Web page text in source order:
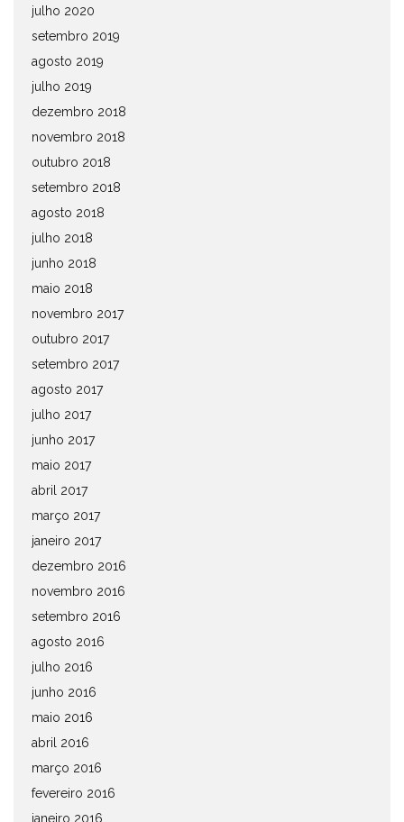
julho 2020
setembro 2019
agosto 2019
julho 2019
dezembro 2018
novembro 2018
outubro 2018
setembro 2018
agosto 2018
julho 2018
junho 2018
maio 2018
novembro 2017
outubro 2017
setembro 2017
agosto 2017
julho 2017
junho 2017
maio 2017
abril 2017
março 2017
janeiro 2017
dezembro 2016
novembro 2016
setembro 2016
agosto 2016
julho 2016
junho 2016
maio 2016
abril 2016
março 2016
fevereiro 2016
janeiro 2016